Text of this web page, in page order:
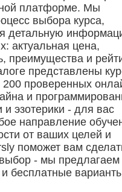
платформе. Мы
выбора курса,
детальную
актуальная цена,
преимущества и
представлены
200 проверенных
и
и эзотерики - для вас
направление
от ваших целей и
поможет вам
- мы предлагаем
бесплатные